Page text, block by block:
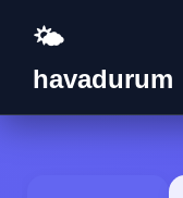
🌤️
havadurum